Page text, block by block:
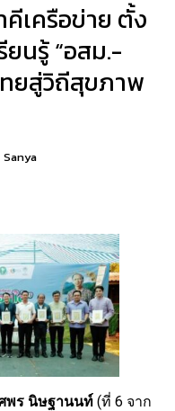
คีเครือข่าย ตั้ง
ยนรู้ “อสม.-
ยสู่วิถีสุขภาพ
Sanya
พร นิษฐานนท์ (ที่ 6 จาก